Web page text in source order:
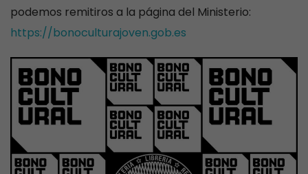
podemos remitiros a la página del Ministerio:
https://bonoculturajoven.gob.es